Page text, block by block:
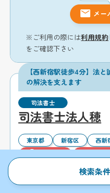
メー
※ご利用の際には利用規約
をご確認下さい
【西新宿駅徒歩4分】法
の解決を支えます
司法書士
司法書士法人穂
東京都 新宿区 西新
19時以降面談
検索条